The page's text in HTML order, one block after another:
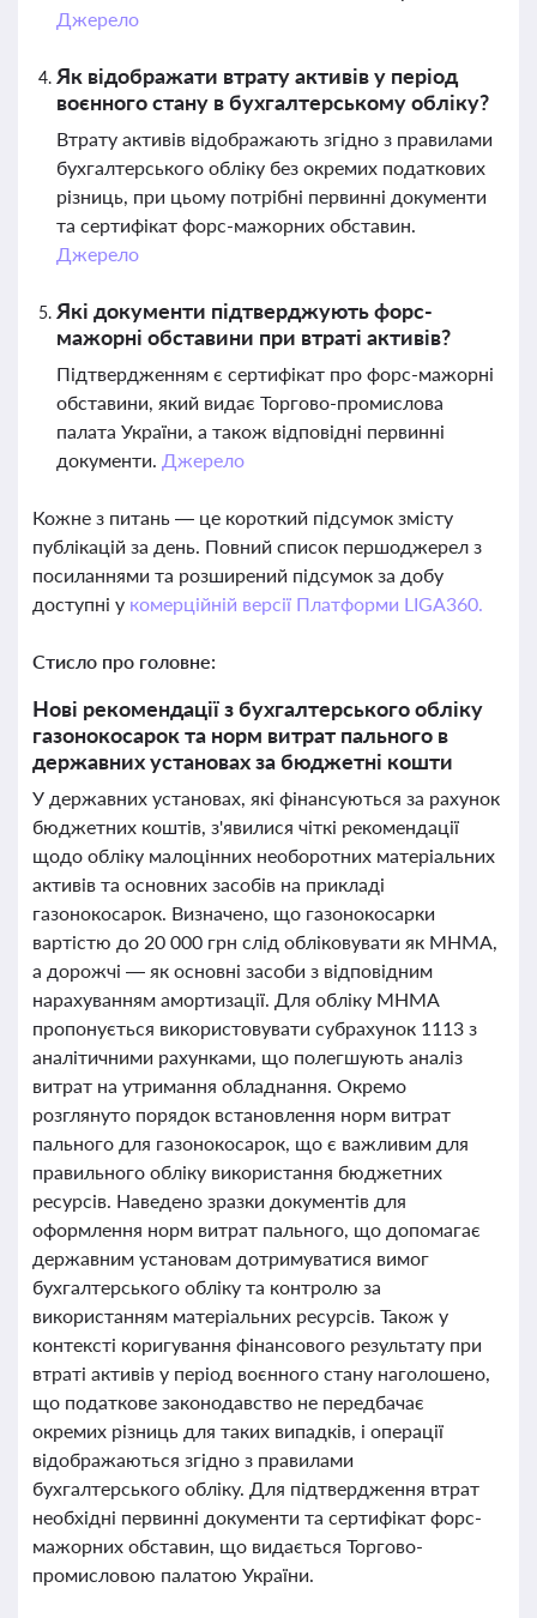
Джерело
Як відображати втрату активів у період
воєнного стану в бухгалтерському обліку?
Втрату активів відображають згідно з правилами
бухгалтерського обліку без окремих податкових
різниць, при цьому потрібні первинні документи
та сертифікат форс-мажорних обставин.
Джерело
Які документи підтверджують форс-
мажорні обставини при втраті активів?
Підтвердженням є сертифікат про форс-мажорні
обставини, який видає Торгово-промислова
палата України, а також відповідні первинні
документи. Джерело
Кожне з питань — це короткий підсумок змісту
публікацій за день. Повний список першоджерел з
посиланнями та розширений підсумок за добу
доступні у комерційній версії Платформи LIGA360.
Стисло про головне:
Нові рекомендації з бухгалтерського обліку
газонокосарок та норм витрат пального в
державних установах за бюджетні кошти
У державних установах, які фінансуються за рахунок
бюджетних коштів, з'явилися чіткі рекомендації
щодо обліку малоцінних необоротних матеріальних
активів та основних засобів на прикладі
газонокосарок. Визначено, що газонокосарки
вартістю до 20 000 грн слід обліковувати як МНМА,
а дорожчі — як основні засоби з відповідним
нарахуванням амортизації. Для обліку МНМА
пропонується використовувати субрахунок 1113 з
аналітичними рахунками, що полегшують аналіз
витрат на утримання обладнання. Окремо
розглянуто порядок встановлення норм витрат
пального для газонокосарок, що є важливим для
правильного обліку використання бюджетних
ресурсів. Наведено зразки документів для
оформлення норм витрат пального, що допомагає
державним установам дотримуватися вимог
бухгалтерського обліку та контролю за
використанням матеріальних ресурсів. Також у
контексті коригування фінансового результату при
втраті активів у період воєнного стану наголошено,
що податкове законодавство не передбачає
окремих різниць для таких випадків, і операції
відображаються згідно з правилами
бухгалтерського обліку. Для підтвердження втрат
необхідні первинні документи та сертифікат форс-
мажорних обставин, що видається Торгово-
промисловою палатою України.